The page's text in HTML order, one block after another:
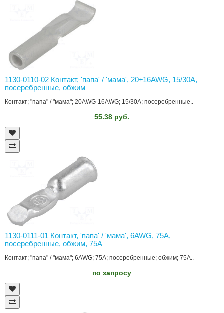
1130-0110-02 Контакт, 'папа' / 'мама', 20÷16AWG, 15/30A,
посеребренные, обжим
Контакт; "папа" / "мама"; 20AWG-16AWG; 15/30A; посеребренные..
55.38 руб.
1130-0111-01 Контакт, 'папа' / 'мама', 6AWG, 75A,
посеребренные, обжим, 75А
Контакт; "папа" / "мама"; 6AWG; 75A; посеребренные; обжим; 75А..
по запросу